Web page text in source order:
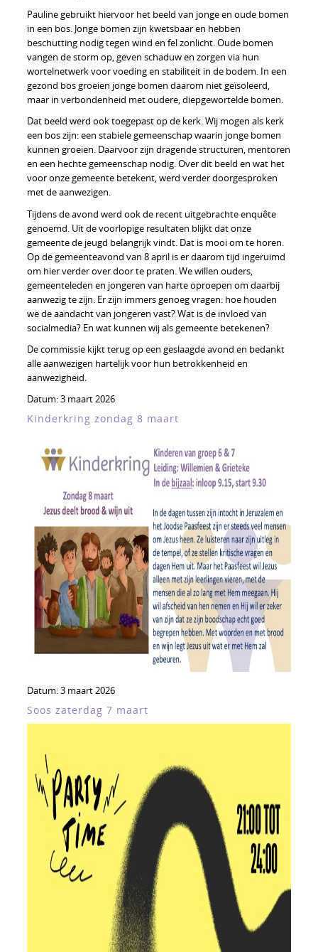
Pauline gebruikt hiervoor het beeld van jonge en oude bomen
in een bos. Jonge bomen zijn kwetsbaar en hebben
beschutting nodig tegen wind en fel zonlicht. Oude bomen
vangen de storm op, geven schaduw en zorgen via hun
wortelnetwerk voor voeding en stabiliteit in de bodem. In een
gezond bos groeien jonge bomen daarom niet geïsoleerd,
maar in verbondenheid met oudere, diepgewortelde bomen.
Dat beeld werd ook toegepast op de kerk. Wij mogen als kerk
een bos zijn: een stabiele gemeenschap waarin jonge bomen
kunnen groeien. Daarvoor zijn dragende structuren, mentoren
en een hechte gemeenschap nodig. Over dit beeld en wat het
voor onze gemeente betekent, werd verder doorgesproken
met de aanwezigen.
Tijdens de avond werd ook de recent uitgebrachte enquête
genoemd. Uit de voorlopige resultaten blijkt dat onze
gemeente de jeugd belangrijk vindt. Dat is mooi om te horen.
Op de gemeenteavond van 8 april is er daarom tijd ingeruimd
om hier verder over door te praten. We willen ouders,
gemeenteleden en jongeren van harte oproepen om daarbij
aanwezig te zijn. Er zijn immers genoeg vragen: hoe houden
we de aandacht van jongeren vast? Wat is de invloed van
socialmedia? En wat kunnen wij als gemeente betekenen?
De commissie kijkt terug op een geslaagde avond en bedankt
alle aanwezigen hartelijk voor hun betrokkenheid en
aanwezigheid.
Datum:3 maart 2026
Kinderkring zondag 8 maart
Datum:3 maart 2026
Soos zaterdag 7 maart